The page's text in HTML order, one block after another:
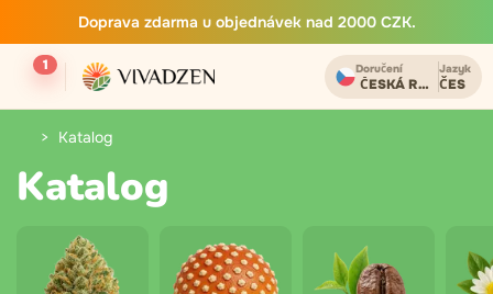
Doprava zdarma u objednávek nad 2000 CZK.
1 Doručení
ČESKÁ REPUBLIKA
Jazyk
ČES
Katalog
Katalog